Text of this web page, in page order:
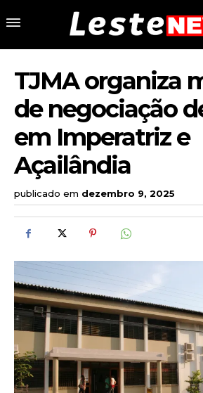
TJMA organiza
de negociação
em Imperatriz e
Açailândia
publicado em dezembro 9, 2025